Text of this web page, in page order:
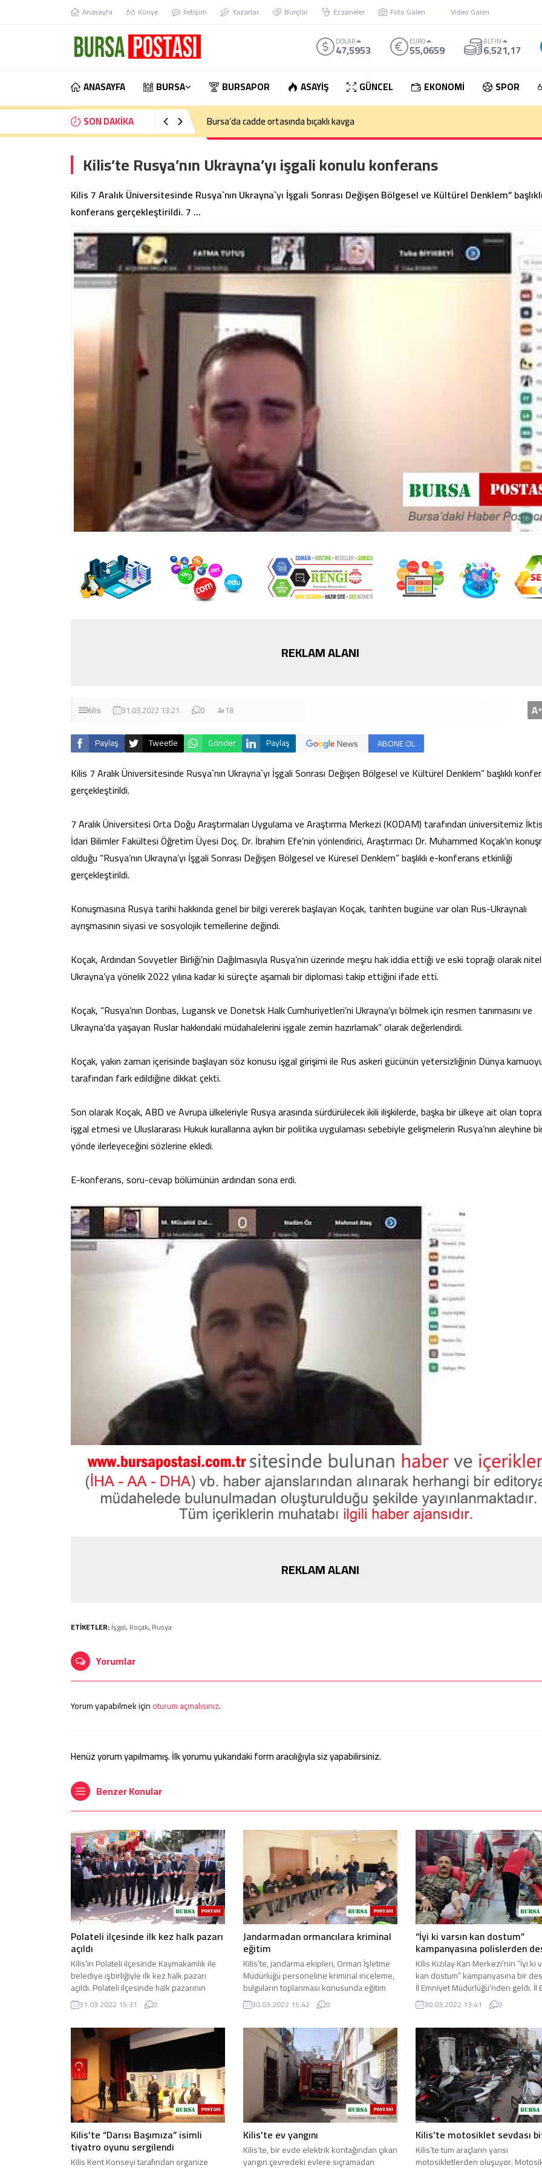
Anasayfa Künye İletişim Yazarlar Burçlar Eczaneler Foto Galeri Video Galeri
DOLAR
47,5953 EURO
55,0659 ALTIN
6.521,17
ANASAYFA BURSA BURSAPOR ASAYİŞ GÜNCEL EKONOMİ SPOR
SON DAKİKA
Bursa’da kontrolden çıkan otomobil takla attı: 1 Ölü
Kilis’te Rusya’nın Ukrayna’yı işgali konulu konferans
Kilis 7 Aralık Üniversitesinde Rusya`nın Ukrayna`yı İşgali Sonrası Değişen Bölgesel ve Kültürel Denklem” başlıklı
konferans gerçekleştirildi. 7 …
REKLAM ALANI
Kilis 31.03.2022 13:21 0 18 A+
Paylaş Tweetle Gönder Paylaş ABONE OL
Kilis 7 Aralık Üniversitesinde Rusya`nın Ukrayna`yı İşgali Sonrası Değişen Bölgesel ve Kültürel Denklem” başlıklı
gerçekleştirildi.
7 Aralık Üniversitesi Orta Doğu Araştırmaları Uygulama ve Araştırma Merkezi (KODAM) tarafından üniversitemiz
İdari Bilimler Fakültesi Öğretim Üyesi Doç. Dr. İbrahim Efe’nin yönlendirici, Araştırmacı Dr. Muhammed Koçak’ın
olduğu “Rusya’nın Ukrayna’yı İşgali Sonrası Değişen Bölgesel ve Küresel Denklem” başlıklı e-konferans etkinliği
gerçekleştirildi.
Konuşmasına Rusya tarihi hakkında genel bir bilgi vererek başlayan Koçak, tarihten bugüne var olan Rus-Ukraynalı
ayrışmasının siyasi ve sosyolojik temellerine değindi.
Koçak, Ardından Sovyetler Birliği’nin Dağılmasıyla Rusya’nın üzerinde meşru hak iddia ettiği ve eski toprağı olarak
Ukrayna’ya yönelik 2022 yılına kadar ki süreçte aşamalı bir diplomasi takip ettiğini ifade etti.
Koçak, “Rusya’nın Donbas, Lugansk ve Donetsk Halk Cumhuriyetleri’ni Ukrayna’yı bölmek için resmen tanımasını ve
Ukrayna’da yaşayan Ruslar hakkındaki müdahalelerini işgale zemin hazırlamak” olarak değerlendirdi.
Koçak, yakın zaman içerisinde başlayan söz konusu işgal girişimi ile Rus askeri gücünün yetersizliğinin Dünya
tarafından fark edildiğine dikkat çekti.
Son olarak Koçak, ABD ve Avrupa ülkeleriyle Rusya arasında sürdürülecek ikili ilişkilerde, başka bir ülkeye ait olan
işgal etmesi ve Uluslararası Hukuk kurallarına aykırı bir politika uygulaması sebebiyle gelişmelerin Rusya’nın aleyhine
yönde ilerleyeceğini sözlerine ekledi.
E-konferans, soru-cevap bölümünün ardından sona erdi.
REKLAM ALANI
ETİKETLER:İşgal, Koçak, Rusya
Yorumlar
Yorum yapabilmek içinoturum açmalısınız.
Henüz yorum yapılmamış. İlk yorumu yukarıdaki form aracılığıyla siz yapabilirsiniz.
Benzer Konular
Polateli ilçesinde ilk kez halk pazarı
açıldı
Kilis’in Polateli ilçesinde Kaymakamlık ile
belediye işbirliğiyle ilk kez halk pazarı
açıldı. Polateli ilçesinde halk pazarının
açılışında ...
31.03.2022 15:31 0
Jandarmadan ormancılara kriminal
eğitim
Kilis’te, jandarma ekipleri, Orman İşletme
Müdürlüğü personeline kriminal inceleme,
bulguların toplanması konusunda eğitim
verdi. İl Jandarma ...
30.03.2022 15:42 0
“İyi ki varsın kan dostum”
kampanyasına polislerden
Kilis Kızılay Kan Merkezi’nin “İyi ki
kan dostum” kampanyasına bir
İl Emniyet Müdürlüğü’nden geldi. İl
Müdürlüğü, “İyi ...
30.03.2022 13:41 0
Kilis’te “Darısı Başımıza” isimli
tiyatro oyunu sergilendi
Kilis Kent Konseyi tarafından organize
Kilis’te ev yangını
Kilis’te, bir evde elektrik kontağından çıkan
yangın çevredeki evlere sıçramadan
Kilis’te motosiklet sevdası
Kilis’te tüm araçların yarısı
motosikletlerden oluşuyor.